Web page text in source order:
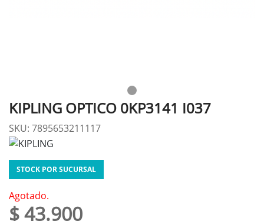
KIPLING OPTICO 0KP3141 I037
SKU: 7895653211117
STOCK POR SUCURSAL
Agotado.
$ 43.900